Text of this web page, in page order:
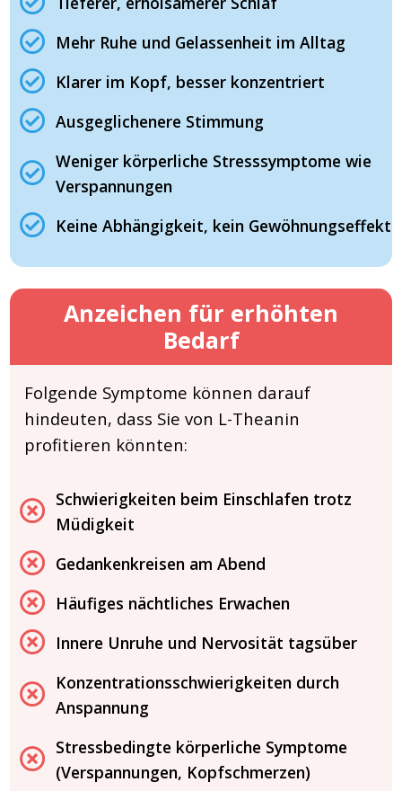
Mehr Ruhe und Gelassenheit im Alltag
Klarer im Kopf, besser konzentriert
Ausgeglichenere Stimmung
Weniger körperliche Stresssymptome wie
Verspannungen
Keine Abhängigkeit, kein Gewöhnungseffekt
Anzeichen für erhöhten
Bedarf
Folgende Symptome können darauf
hindeuten, dass Sie von L-Theanin
profitieren könnten:
Schwierigkeiten beim Einschlafen trotz
Müdigkeit
Gedankenkreisen am Abend
Häufiges nächtliches Erwachen
Innere Unruhe und Nervosität tagsüber
Konzentrationsschwierigkeiten durch
Anspannung
Stressbedingte körperliche Symptome
(Verspannungen, Kopfschmerzen)